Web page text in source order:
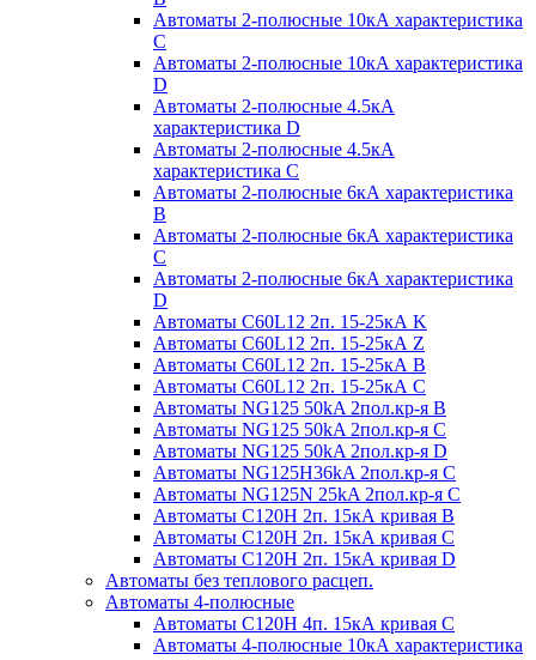
Автоматы 2-полюсные 10кА характеристика
C
Автоматы 2-полюсные 10кА характеристика
D
Автоматы 2-полюсные 4.5кА
характеристика D
Автоматы 2-полюсные 4.5кА
характеристика С
Автоматы 2-полюсные 6кА характеристика
B
Автоматы 2-полюсные 6кА характеристика
C
Автоматы 2-полюсные 6кА характеристика
D
Автоматы C60L12 2п. 15-25кА K
Автоматы C60L12 2п. 15-25кА Z
Автоматы C60L12 2п. 15-25кА B
Автоматы C60L12 2п. 15-25кА C
Автоматы NG125 50kA 2пол.кр-я B
Автоматы NG125 50kA 2пол.кр-я C
Автоматы NG125 50kA 2пол.кр-я D
Автоматы NG125H36kA 2пол.кр-я C
Автоматы NG125N 25kA 2пол.кр-я C
Автоматы С120H 2п. 15кА кривая B
Автоматы С120H 2п. 15кА кривая C
Автоматы С120H 2п. 15кА кривая D
Автоматы без теплового расцеп.
Автоматы 4-полюсные
Автоматы С120H 4п. 15кА кривая C
Автоматы 4-полюсные 10кА характеристика